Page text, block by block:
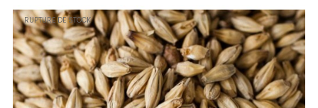
RUPTURE DE STOCK